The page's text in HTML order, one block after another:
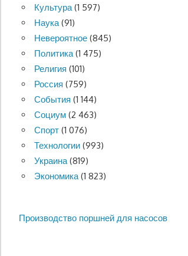
Культура(1 597)
Наука(91)
Невероятное(845)
Политика(1 475)
Религия (101)
Россия (759)
События (1 144)
Социум(2 463)
Спорт(1 076)
Технологии(993)
Украина(819)
Экономика(1 823)
Производство поршней для насосов